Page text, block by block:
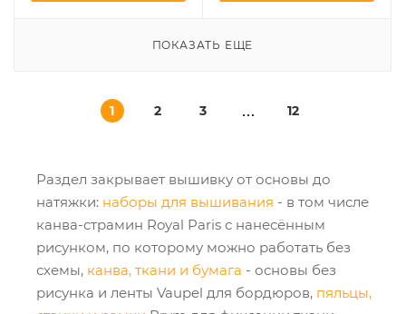
ПОКАЗАТЬ ЕЩЕ
1 2 3 12
Раздел закрывает вышивку от основы до
натяжки: наборы для вышивания - в том числе
канва-страмин Royal Paris с нанесённым
рисунком, по которому можно работать без
схемы, канва, ткани и бумага - основы без
рисунка и ленты Vaupel для бордюров, пяльцы,